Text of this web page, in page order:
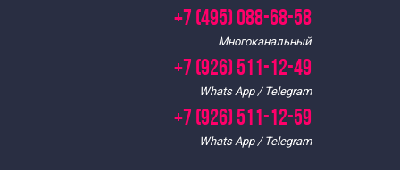
+7 (495) 088-68-58
Многоканальный
+7 (926) 511-12-49
Whats App / Telegram
+7 (926) 511-12-59
Whats App / Telegram